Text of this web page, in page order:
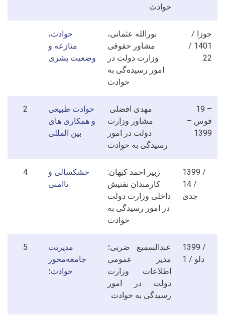
حوادث
حوادث،
منازعه و
وضعیت بشری
نورالله عثمانی،
مشاور حقوقی
وزارت دولت در
امور رسیده‌گی به
حوادث
جوزا /
1401 /
22
2
حوادث طبیعی
و همکاری های
بین المللی
مشاور وزارت
دولت در امور
رسیدگی به حوادث
19 –
قوس –
1399
4
خشکسالی و
ناامنی
زبیر احمد کیهان:
کارمندان تفتیش
داخلی وزارت دولت
در امور رسیدگی به
1399 /
14 /
جدی
5
مدیریت
جامعه‌محور
حوادث؛
عبدالسمیع ضربی؛
مدیر عمومی
اطلاعات وزارت
دولت در امور
رسیدگی به حوادث
1399 /
1 / دلو